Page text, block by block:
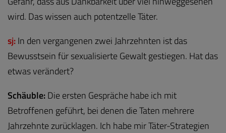
wird. Das wissen auch potentzelle Täter.
sj:In den vergangenen zwei Jahrzehnten ist das
Bewusstsein für sexualisierte Gewalt gestiegen. Hat das
etwas verändert?
Schäuble:Die ersten Gespräche habe ich mit
Betroffenen geführt, bei denen die Taten mehrere
Jahrzehnte zurücklagen. Ich habe mir Täter-Strategien